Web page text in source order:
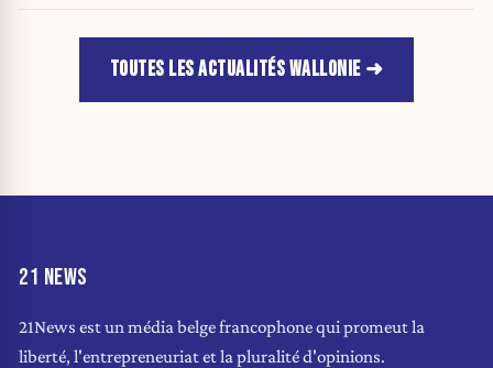
TOUTES LES ACTUALITÉS WALLONIE
21 NEWS
21News est un média belge francophone qui promeut la
liberté, l'entrepreneuriat et la pluralité d'opinions.